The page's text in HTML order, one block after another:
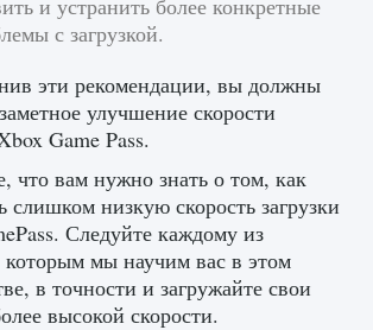
и устранить более конкретные
с загрузкой.
эти рекомендации, вы должны
улучшение скорости
Game Pass.
что вам нужно знать о том, как
слишком низкую скорость загрузки
Следуйте каждому из
мы научим вас в этом
в точности и загружайте свои
высокой скорости.